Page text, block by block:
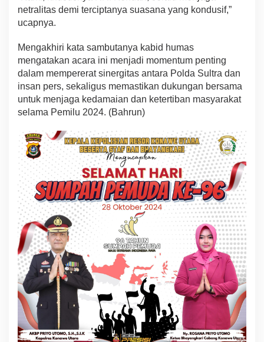
netralitas demi terciptanya suasana yang kondusif,”
ucapnya.
Mengakhiri kata sambutanya kabid humas
mengatakan acara ini menjadi momentum penting
dalam mempererat sinergitas antara Polda Sultra dan
insan pers, sekaligus memastikan dukungan bersama
untuk menjaga kedamaian dan ketertiban masyarakat
selama Pemilu 2024. (Bahrun)